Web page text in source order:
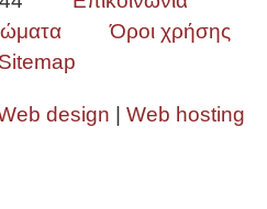
Όροι χρήσης
Sitemap
design Web hosting